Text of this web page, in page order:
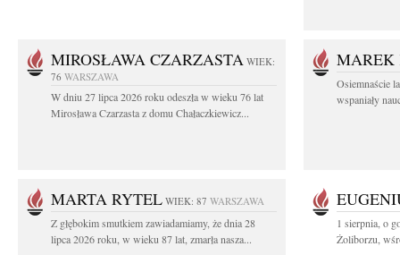
MIROSŁAWA CZARZASTA WIEK:
76 WARSZAWA
W dniu 27 lipca 2026 roku odeszła w wieku 76 lat
Mirosława Czarzasta z domu Chałaczkiewicz...
MAREK
Osiemnaście
wspaniały
MARTA RYTEL WIEK: 87 WARSZAWA
Z głębokim smutkiem zawiadamiamy, że dnia 28
lipca 2026 roku, w wieku 87 lat, zmarła nasza...
1 sierpnia, o
Żoliborzu,